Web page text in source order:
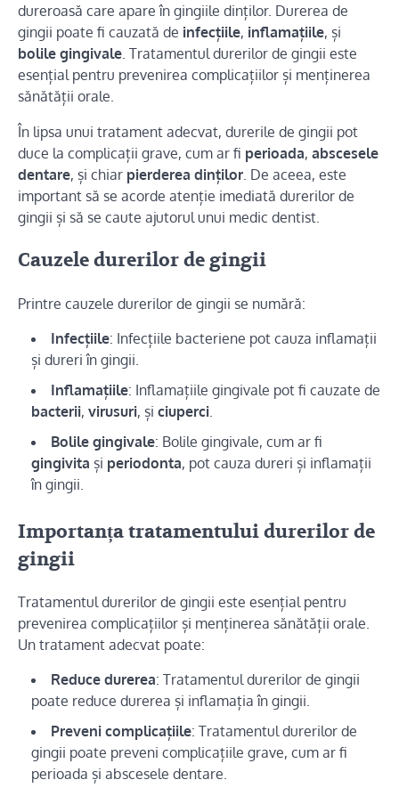
dureroasă care apare în gingiile dinților. Durerea de
gingii poate fi cauzată de infecțiile, inflamațiile, și
bolile gingivale. Tratamentul durerilor de gingii este
esențial pentru prevenirea complicațiilor și menținerea
sănătății orale.
În lipsa unui tratament adecvat, durerile de gingii pot
duce la complicații grave, cum ar fi perioada, abscesele
dentare, și chiar pierderea dinților. De aceea, este
important să se acorde atenție imediată durerilor de
gingii și să se caute ajutorul unui medic dentist.
Cauzele durerilor de gingii
Printre cauzele durerilor de gingii se numără:
Infecțiile: Infecțiile bacteriene pot cauza inflamații
și dureri în gingii.
Inflamațiile: Inflamațiile gingivale pot fi cauzate de
bacterii, virusuri, și ciuperci
Bolile gingivale: Bolile gingivale, cum ar fi
gingivita și periodonta, pot cauza dureri și inflamații
în gingii.
Importanța tratamentului durerilor de
gingii
Tratamentul durerilor de gingii este esențial pentru
prevenirea complicațiilor și menținerea sănătății orale.
Un tratament adecvat poate:
Reduce durerea: Tratamentul durerilor de gingii
poate reduce durerea și inflamația în gingii.
Preveni complicațiile: Tratamentul durerilor de
gingii poate preveni complicațiile grave, cum ar fi
perioada și abscesele dentare.